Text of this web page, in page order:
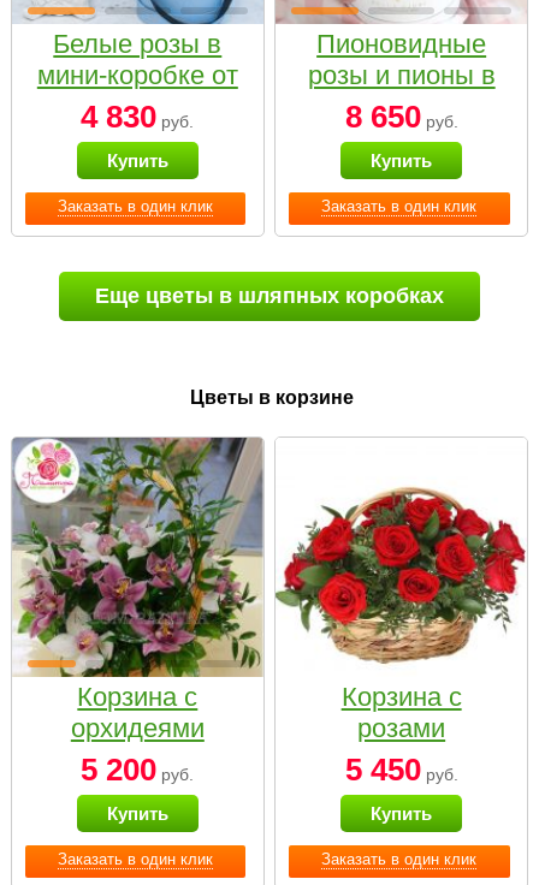
Заказать в один клик
Белые розы в
мини-коробке от
Bella Fiori
4 830 руб.
Купить
Заказать в один клик
Пионовидные
розы и пионы в
белой коробке
Small
8 650руб.
Купить
Еще цветы в шляпных коробках
Цветы в корзине
Заказать в один клик
Корзина с
орхидеями
малая
5 200 руб.
Купить
Заказать в один клик
Корзина с
розами
«Красный
Париж»
5 450руб.
Купить